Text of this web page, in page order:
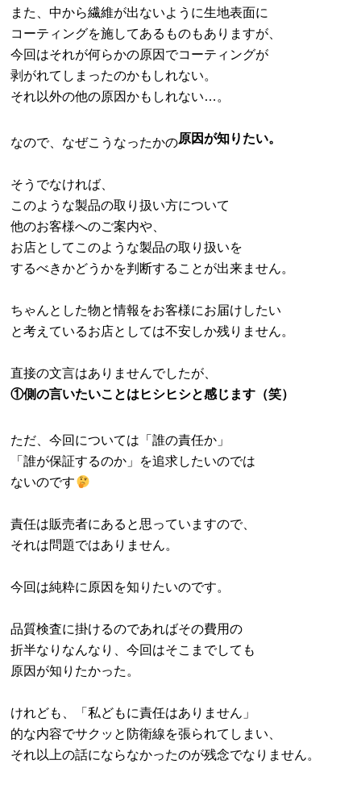
また、中から繊維が出ないように生地表面に
コーティングを施してあるものもありますが、
今回はそれが何らかの原因でコーティングが
剥がれてしまったのかもしれない。
それ以外の他の原因かもしれない…。
なので、なぜこうなったかの原因が知りたい。
そうでなければ、
このような製品の取り扱い方について
他のお客様へのご案内や、
お店としてこのような製品の取り扱いを
するべきかどうかを判断することが出来ません。
ちゃんとした物と情報をお客様にお届けしたい
と考えているお店としては不安しか残りません。
直接の文言はありませんでしたが、
①側の言いたいことは ヒシヒシと感じます（笑）
ただ、今回については「誰の責任か」
「誰が保証するのか」を追求したいのでは
ないのです
責任は販売者にあると思っていますので、
それは問題ではありません。
今回は純粋に原因を知りたいのです。
品質検査に掛けるのであればその費用の
折半なりなんなり、今回はそこまでしても
原因が知りたかった。
けれども、「私どもに責任はありません」
的な内容でサクッと防衛線を張られてしまい、
それ以上の話にならなかったのが残念でなりません。